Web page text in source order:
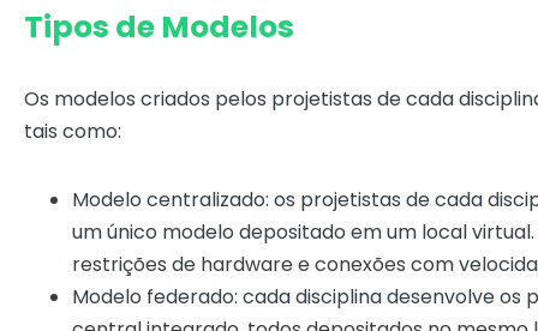
Tipos de Modelos
Os modelos criados pelos projetistas de cada
tais como:
Modelo centralizado: os projetistas de cada
um único modelo depositado em um local
restrições de hardware e conexões com
Modelo federado: cada disciplina desenvolve os